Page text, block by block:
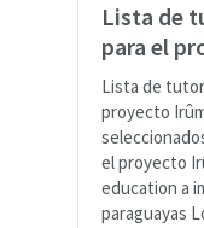
Lista de
para el
Lista de
proyecto
el proyecto
education a
paraguayas